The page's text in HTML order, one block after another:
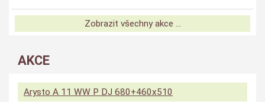
Zobrazit všechny akce ...
AKCE
Arysto A 11 WW P DJ 680+460x510